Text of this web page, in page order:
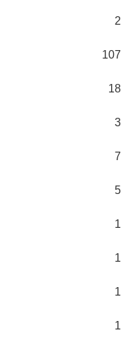
2
107
18
3
7
5
1
1
1
1